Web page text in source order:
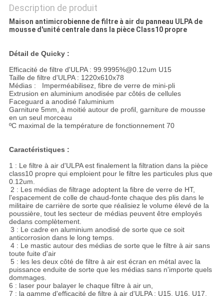
CONFIDENTIALITÉ
Description de produit
Maison antimicrobienne de filtre à air du panneau ULPA de
mousse d'unité centrale dans la pièce Class10 propre
Détail de Quicky :
Efficacité de filtre d'ULPA : 99.9995%@0.12um U15
Taille de filtre d'ULPA : 1220x610x78
Médias : Imperméabilisez, fibre de verre de mini-pli
Extrusion en aluminium anodisée par côtés de cellules
Faceguard a anodisé l'aluminium
Garniture 5mm, à moitié autour de profil, garniture de mousse
en un seul morceau
ºC maximal de la température de fonctionnement 70
Caractéristiques :
1 : Le filtre à air d'ULPA est finalement la filtration dans la pièce
class10 propre qui emploient pour le filtre les particules plus que
0.12um.
2 : Les médias de filtrage adoptent la fibre de verre de HT,
l'espacement de colle de chaud-fonte chaque des plis dans le
militaire de carrière de sorte que réalisiez le volume élevé de la
poussière, tout les secteur de médias peuvent être employés
dedans complètement.
3 : Le cadre en aluminium anodisé de sorte que ce soit
anticorrosion dans le long temps.
4 : Le mastic autour des médias de sorte que le filtre à air sans
toute fuite d'air
5 : les les deux côté de filtre à air est écran en métal avec la
puissance enduite de sorte que les médias sans n'importe quels
dommages.
6 : laser pour balayer le chaque filtre à air un,
7 : la gamme d'efficacité de filtre à air d'ULPA : U15, U16, U17,